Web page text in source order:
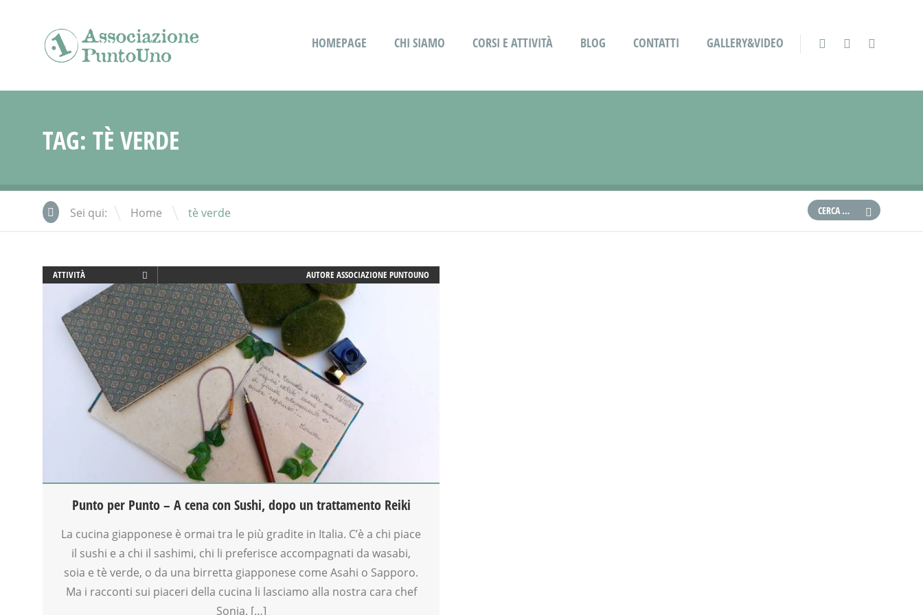
HOMEPAGE CHI SIAMO CORSI E ATTIVITÀ BLOG CONTATTI GALLERY&VIDEO
TAG: TÈ VERDE
Sei qui: Home \ tè verde
ATTIVITÀ
AYURVEDICO
BENESSERE
BIONATURALE
CUCINA
GENITORE
NATUROPATIA
RIEQUILIBRIO ENERGETICO
SALUTE
SPAZIO
TAIJI QUAN
TEMPO LIBERO
AUTOREASSOCIAZIONE PUNTOUNO
Punto per Punto – A cena con Sushi, dopo un trattamento Reiki
La cucina giapponese è ormai tra le più gradite in Italia. C’è a chi piace
il sushi e a chi il sashimi, chi li preferisce accompagnati da wasabi,
soia e tè verde, o da una birretta giapponese come Asahi o Sapporo.
Ma i racconti sui piaceri della cucina li lasciamo alla nostra cara chef
Sonia. […]